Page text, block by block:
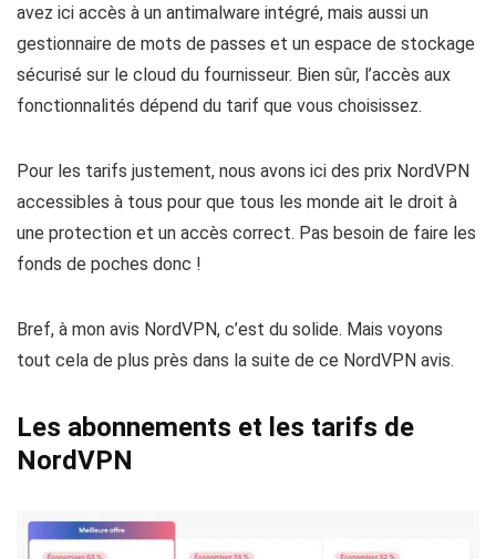
avez ici accès à un antimalware intégré, mais aussi un
gestionnaire de mots de passes et un espace de stockage
sécurisé sur le cloud du fournisseur. Bien sûr, l’accès aux
fonctionnalités dépend du tarif que vous choisissez.
Pour les tarifs justement, nous avons ici des prix NordVPN
accessibles à tous pour que tous les monde ait le droit à
une protection et un accès correct. Pas besoin de faire les
fonds de poches donc !
Bref, à mon avis NordVPN, c’est du solide. Mais voyons
tout cela de plus près dans la suite de ce NordVPN avis.
Les abonnements et les tarifs de
NordVPN